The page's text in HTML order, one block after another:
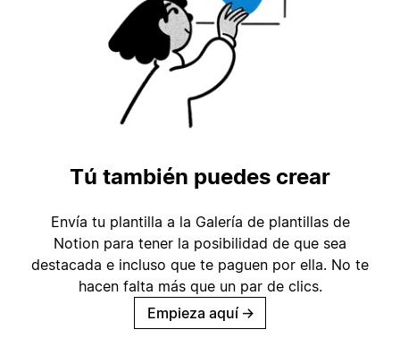
Tú también puedes crear
Envía tu plantilla a la Galería de plantillas de
Notion para tener la posibilidad de que sea
destacada e incluso que te paguen por ella. No te
hacen falta más que un par de clics.
Empieza aquí →